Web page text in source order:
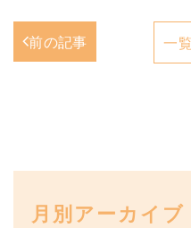
前の記事 一
月別アーカイブ